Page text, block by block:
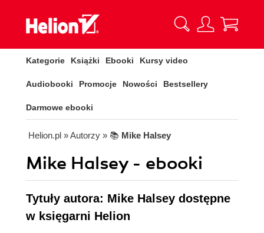
Kategorie Książki Ebooki Kursy video
Audiobooki Promocje Nowości Bestsellery
Darmowe ebooki
Helion.pl » Autorzy » 📚 Mike Halsey
Mike Halsey - ebooki
Tytuły autora: Mike Halsey dostępne
w księgarni Helion